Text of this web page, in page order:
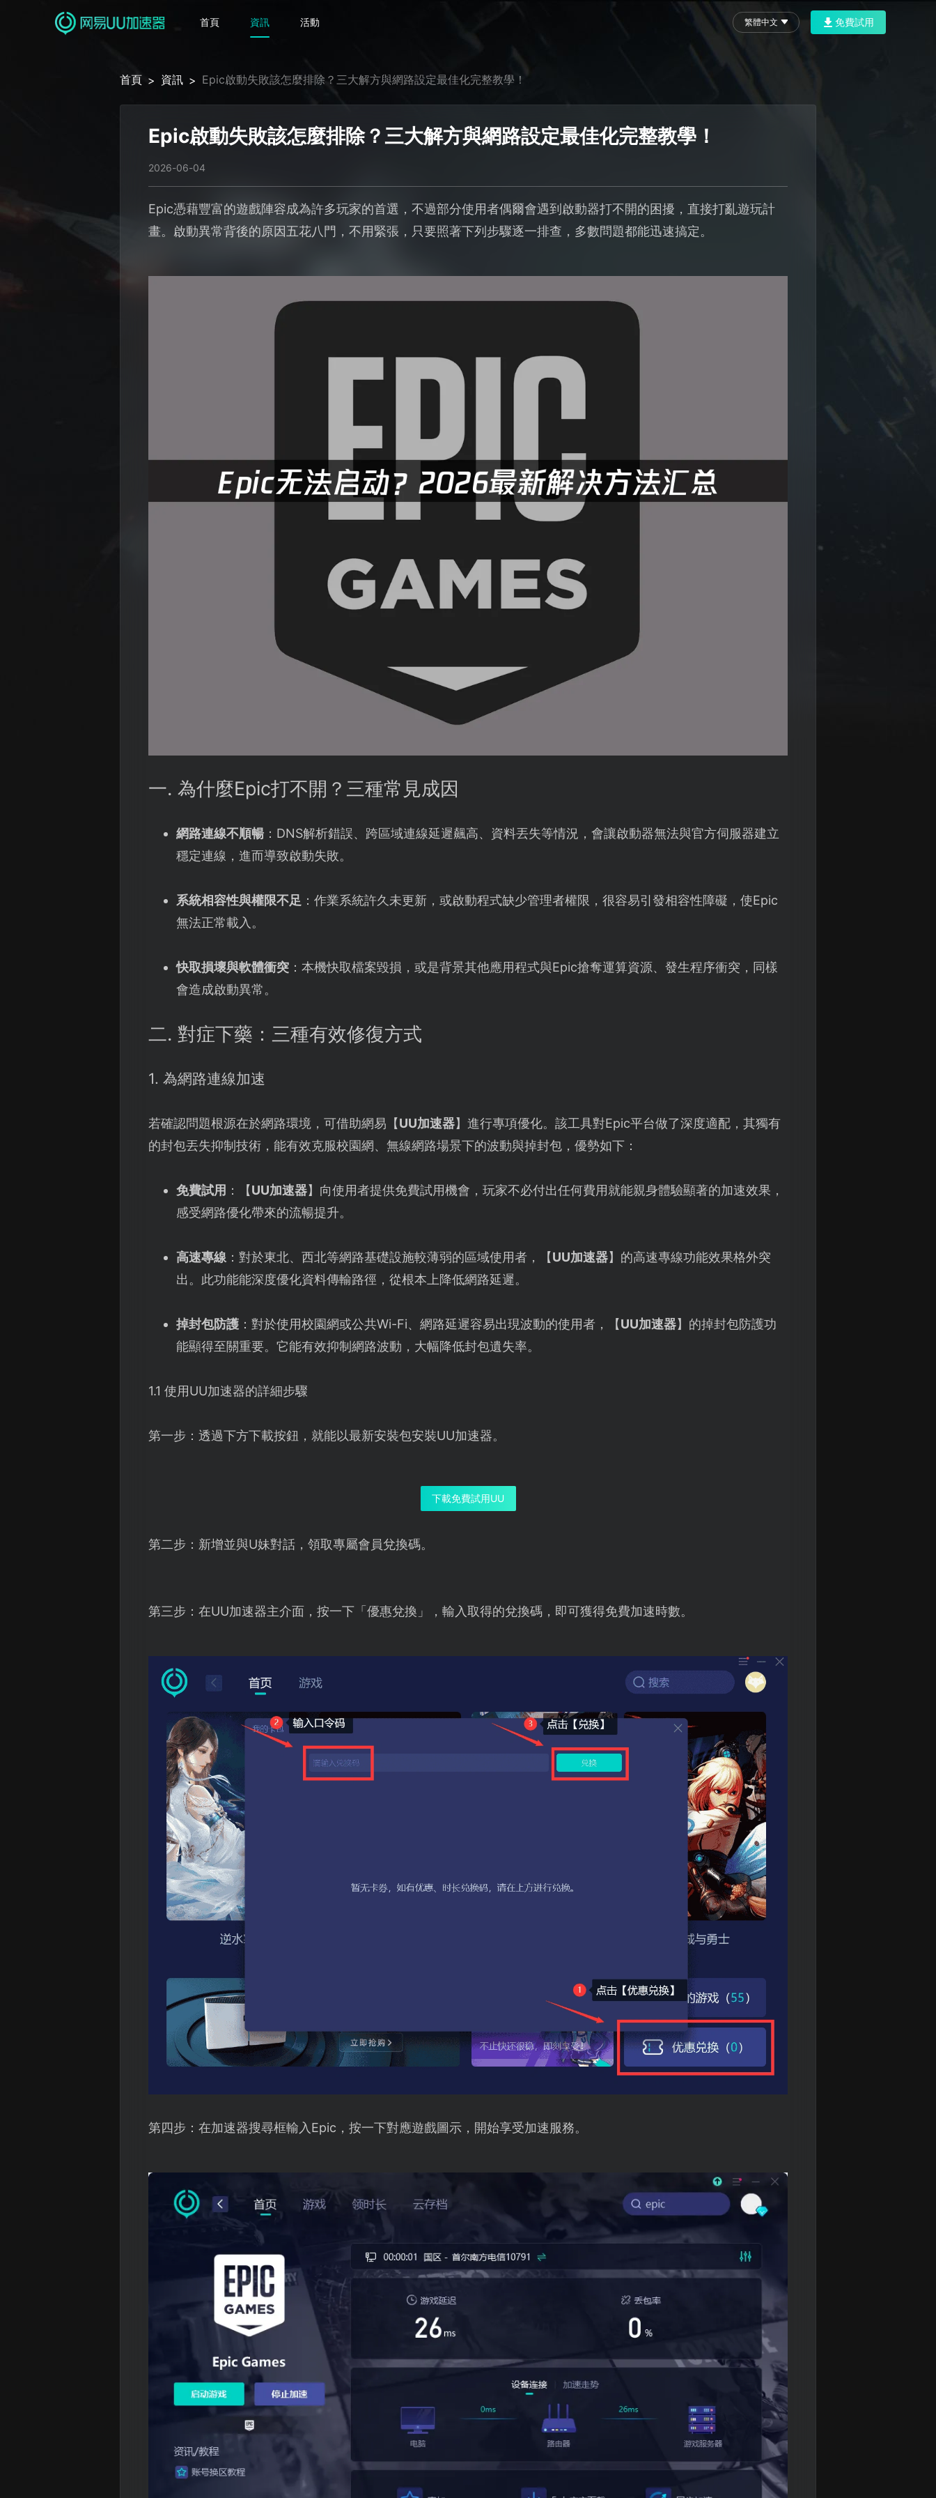
首頁 資訊 活動 繁體中文 免費試用
首頁 > 資訊 > Epic啟動失敗該怎麼排除？三大解方與網路設定最佳化完整教學！
Epic啟動失敗該怎麼排除？三大解方與網路設定最佳化完整教學！
2026-06-04
Epic憑藉豐富的遊戲陣容成為許多玩家的首選，不過部分使用者偶爾會遇到啟動器打不開的困擾，直接打亂遊玩計
畫。啟動異常背後的原因五花八門，不用緊張，只要照著下列步驟逐一排查，多數問題都能迅速搞定。
一. 為什麼Epic打不開？三種常見成因
網路連線不順暢：DNS解析錯誤、跨區域連線延遲飆高、資料丟失等情況，會讓啟動器無法與官方伺服器建立
穩定連線，進而導致啟動失敗。
系統相容性與權限不足：作業系統許久未更新，或啟動程式缺少管理者權限，很容易引發相容性障礙，使Epic
無法正常載入。
快取損壞與軟體衝突：本機快取檔案毀損，或是背景其他應用程式與Epic搶奪運算資源、發生程序衝突，同樣
會造成啟動異常。
二. 對症下藥：三種有效修復方式
1. 為網路連線加速
若確認問題根源在於網路環境，可借助網易【UU加速器】進行專項優化。該工具對Epic平台做了深度適配，其獨有
的封包丟失抑制技術，能有效克服校園網、無線網路場景下的波動與掉封包，優勢如下：
免費試用 ：【UU加速器】向使用者提供免費試用機會，玩家不必付出任何費用就能親身體驗顯著的加速效果，
感受網路優化帶來的流暢提升。
高速專線：對於東北、西北等網路基礎設施較薄弱的區域使用者，【UU加速器】的高速專線功能效果格外突
出。此功能能深度優化資料傳輸路徑，從根本上降低網路延遲。
掉封包防護：對於使用校園網或公共Wi-Fi、網路延遲容易出現波動的使用者，【UU加速器】的掉封包防護功
能顯得至關重要。它能有效抑制網路波動，大幅降低封包遺失率。
1.1 使用UU加速器的詳細步驟
第一步：透過下方下載按鈕，就能以最新安裝包安裝UU加速器。
下載免費試用UU
第二步：新增並與U妹對話，領取專屬會員兌換碼。
第三步：在UU加速器主介面，按一下「優惠兌換」，輸入取得的兌換碼，即可獲得免費加速時數。
第四步：在加速器搜尋框輸入Epic，按一下對應遊戲圖示，開始享受加速服務。